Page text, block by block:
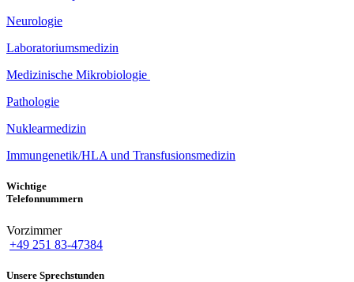
Neurologie
Laboratoriumsmedizin
Medizinische Mikrobiologie
Pathologie
Nuklearmedizin
Immungenetik/HLA und Transfusionsmedizin
Wichtige
Telefonnummern
Vorzimmer
+49 251 83-47384
Unsere Sprechstunden